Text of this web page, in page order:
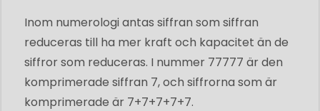
Inom numerologi antas siffran som siffran
reduceras till ha mer kraft och kapacitet än de
siffror som reduceras. I nummer 77777 är den
komprimerade siffran 7, och siffrorna som är
komprimerade är 7+7+7+7+7.